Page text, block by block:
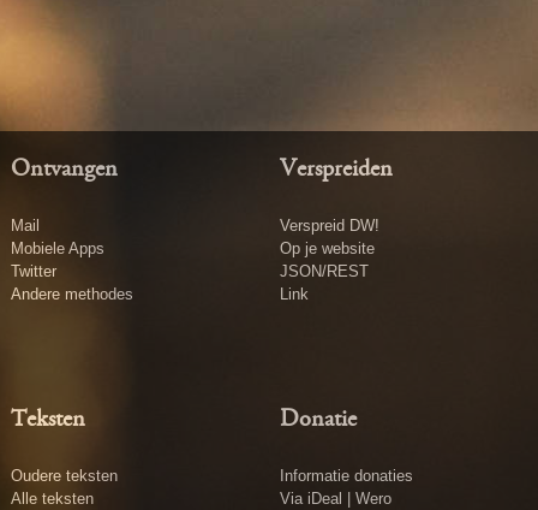
Ontvangen
Mail
Mobiele Apps
Twitter
Andere methodes
Verspreiden
Verspreid DW!
Op je website
JSON/REST
Link
Teksten
Oudere teksten
Alle teksten
Donatie
Informatie donaties
Via iDeal | Wero